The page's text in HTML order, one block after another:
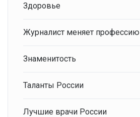
Здоровье
Журналист меняет профессию
Знаменитость
Таланты России
Лучшие врачи России